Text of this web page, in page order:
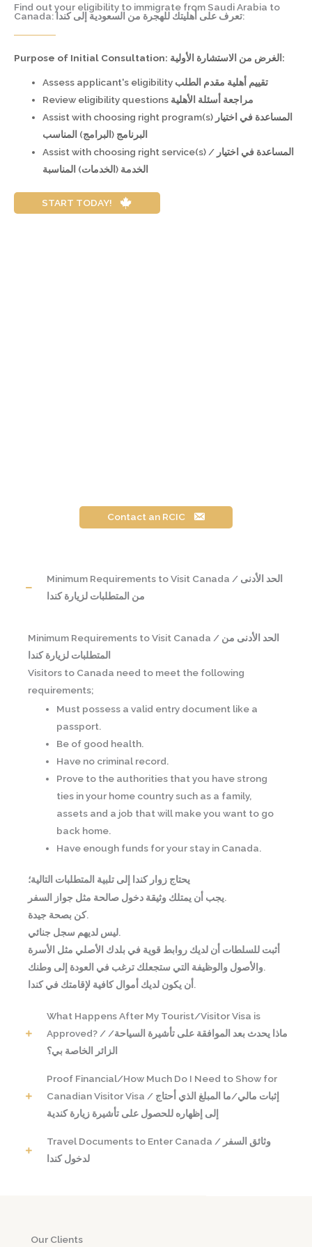
Find out your eligibility to immigrate from Saudi Arabia to
Canada: تعرف على أهليتك للهجرة من السعودية إلى كندا:
Purpose of Initial Consultation: الغرض من الاستشارة الأولية:
Assess applicant's eligibility تقييم أهلية مقدم الطلب
Review eligibility questions مراجعة أسئلة الأهلية
Assist with choosing right program(s) المساعدة في اختيار
البرنامج (البرامج) المناسب
Assist with choosing right service(s) / المساعدة في اختيار
الخدمة (الخدمات) المناسبة
START TODAY!
Contact an RCIC
Minimum Requirements to Visit Canada / الحد الأدنى
من المتطلبات لزيارة كندا
Minimum Requirements to Visit Canada / الحد الأدنى من
المتطلبات لزيارة كندا
Visitors to Canada need to meet the following
requirements;
Must possess a valid entry document like a
passport.
Be of good health.
Have no criminal record.
Prove to the authorities that you have strong
ties in your home country such as a family,
assets and a job that will make you want to go
back home.
Have enough funds for your stay in Canada.
يحتاج زوار كندا إلى تلبية المتطلبات التالية؛
يجب أن يمتلك وثيقة دخول صالحة مثل جواز السفر.
كن بصحة جيدة.
ليس لديهم سجل جنائي.
أثبت للسلطات أن لديك روابط قوية في بلدك الأصلي مثل الأسرة
والأصول والوظيفة التي ستجعلك ترغب في العودة إلى وطنك.
أن يكون لديك أموال كافية لإقامتك في كندا.
What Happens After My Tourist/Visitor Visa is
Approved? / ماذا يحدث بعد الموافقة على تأشيرة السياحة/
الزائر الخاصة بي؟
Proof Financial/How Much Do I Need to Show for
Canadian Visitor Visa / إثبات مالي/ما المبلغ الذي أحتاج
إلى إظهاره للحصول على تأشيرة زيارة كندية
Travel Documents to Enter Canada / وثائق السفر
لدخول كندا
Our Clients